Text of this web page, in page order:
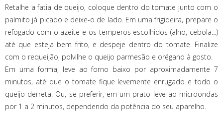
Retalhe a fatia de queijo, coloque dentro do tomate junto com o
palmito já picado e deixe-o de lado. Em uma frigideira, prepare o
refogado com o azeite e os temperos escolhidos (alho, cebola…)
até que esteja bem frito, e despeje dentro do tomate. Finalize
com o requeijão, polvilhe o queijo parmesão e orégano à gosto.
Em uma forma, leve ao forno baixo por aproximadamente 7
minutos, até que o tomate fique levemente enrugado e todo o
queijo derreta. Ou, se preferir, em um prato leve ao microondas
por 1 a 2 minutos, dependendo da potência do seu aparelho.